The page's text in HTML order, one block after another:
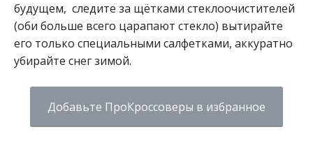
будущем, следите за щётками стеклоочистителей
(оби больше всего царапают стекло) вытирайте
его только специальными салфетками, аккуратно
убирайте снег зимой.
Добавьте ПроКроссоверы в избранное